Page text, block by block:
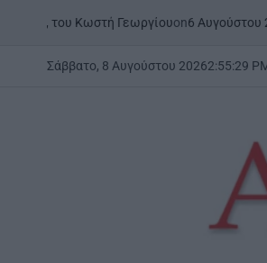
Κωστή Γεωργίουon 6 Αυγούστου 2026
Σάββατο, 8 Αυγούστου 20262:55:30